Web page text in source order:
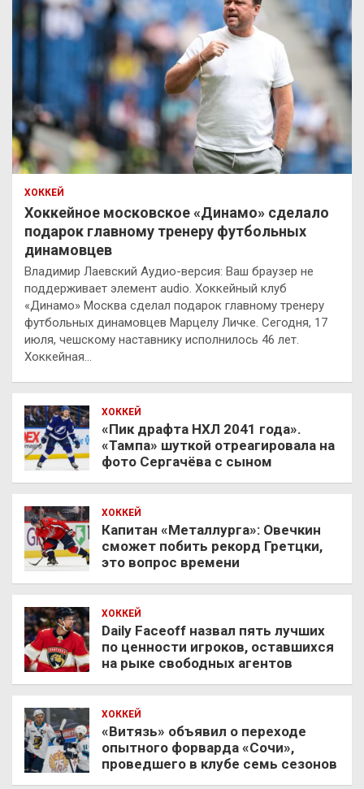
ХОККЕЙ
Хоккейное московское «Динамо» сделало
подарок главному тренеру футбольных
динамовцев
Владимир Лаевский Аудио-версия: Ваш браузер не
поддерживает элемент audio. Хоккейный клуб
«Динамо» Москва сделал подарок главному тренеру
футбольных динамовцев Марцелу Личке. Сегодня, 17
июля, чешскому наставнику исполнилось 46 лет.
Хоккейная…
ХОККЕЙ
«Пик драфта НХЛ 2041 года».
«Тампа» шуткой отреагировала на
фото Сергачёва с сыном
ХОККЕЙ
Капитан «Металлурга»: Овечкин
сможет побить рекорд Гретцки,
это вопрос времени
ХОККЕЙ
Daily Faceoff назвал пять лучших
по ценности игроков, оставшихся
на рыке свободных агентов
ХОККЕЙ
«Витязь» объявил о переходе
опытного форварда «Сочи»,
проведшего в клубе семь сезонов